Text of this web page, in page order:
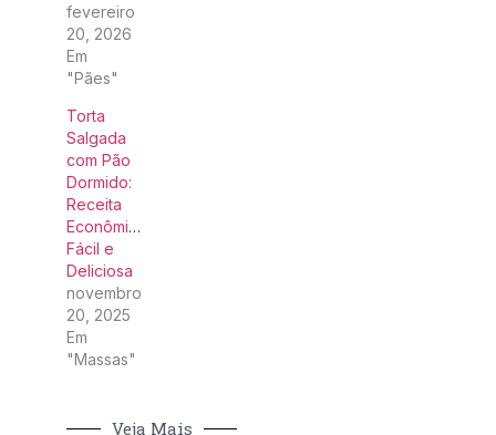
fevereiro
20, 2026
Em
"Pães"
Torta
Salgada
com Pão
Dormido:
Receita
Econômica,
Fácil e
Deliciosa
novembro
20, 2025
Em
"Massas"
Veja Mais